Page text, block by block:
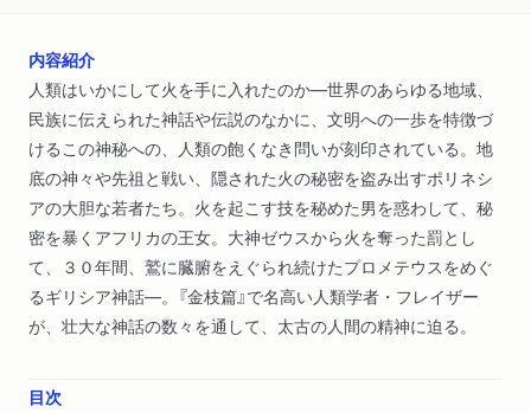
内容紹介
人類はいかにして火を手に入れたのか―世界のあらゆる地域、
民族に伝えられた神話や伝説のなかに、文明への一歩を特徴づ
けるこの神秘への、人類の飽くなき問いが刻印されている。地
底の神々や先祖と戦い、隠された火の秘密を盗み出すポリネシ
アの大胆な若者たち。火を起こす技を秘めた男を惑わして、秘
密を暴くアフリカの王女。大神ゼウスから火を奪った罰とし
て、３０年間、鷲に臓腑をえぐられ続けたプロメテウスをめぐ
るギリシア神話―。『金枝篇』で名高い人類学者・フレイザー
が、壮大な神話の数々を通して、太古の人間の精神に迫る。
目次